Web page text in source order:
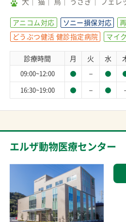
アニコム対応 ソニー損保対応
どうぶつ健活 健診指定病院
マイ
診療時間 月 火 水
09:00~12:00 －
16:30~19:00 －
エルザ動物医療センター